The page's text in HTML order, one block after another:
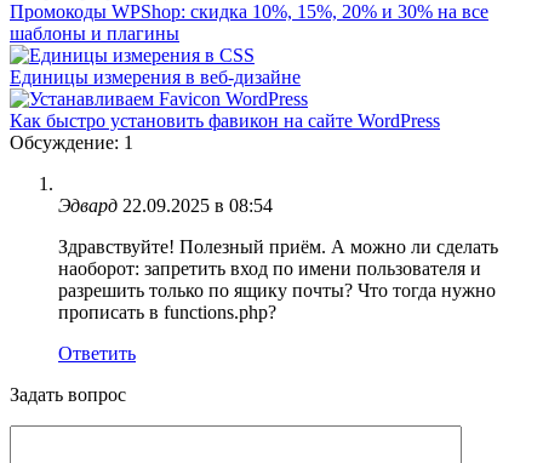
Промокоды WPShop: скидка 10%, 15%, 20% и 30% на все
шаблоны и плагины
Единицы измерения в веб-дизайне
Как быстро установить фавикон на сайте WordPress
Обсуждение: 1
Эдвард 22.09.2025 в 08:54
Здравствуйте! Полезный приём. А можно ли сделать
наоборот: запретить вход по имени пользователя и
разрешить только по ящику почты? Что тогда нужно
прописать в functions.php?
Ответить
Задать вопрос